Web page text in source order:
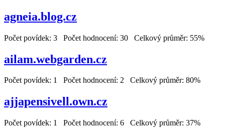
agneia.blog.cz
Počet povídek: 3 Počet hodnocení: 30 Celkový průměr: 55%
ailam.webgarden.cz
Počet povídek: 1 Počet hodnocení: 2 Celkový průměr: 80%
ajjapensivell.own.cz
Počet povídek: 1 Počet hodnocení: 6 Celkový průměr: 37%